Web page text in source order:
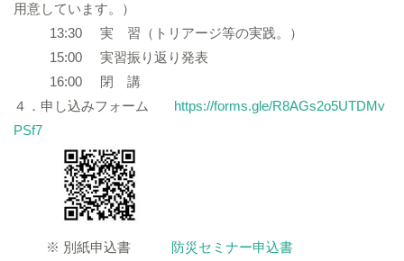
用意しています。）
13:30 実 習（トリアージ等の実践。）
15:00 実習振り返り発表
16:00 閉 講
４．申し込みフォーム https://forms.gle/R8AGs2o5UTDMv
PSf7
※ 別紙申込書 防災セミナー申込書